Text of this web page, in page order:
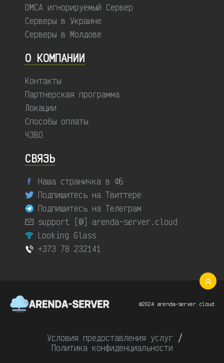
DMCA игнорируемый Сервер
Серверы в Украине
Серверы в Молдове
О КОМПАНИИ
Контакты
Партнерская программа
Локации
Способы оплаты
ЧЗВО
СВЯЗЬ
Наша страничка в ФБ
Подпишитесь на Твиттере
Подпишитесь на Телеграм
support [@] arenda-server.cloud
Looking Glass
+373 78 232141
©2024 arenda-server.cloud
Условия предоставления услуг /
Политика конфиденциальности